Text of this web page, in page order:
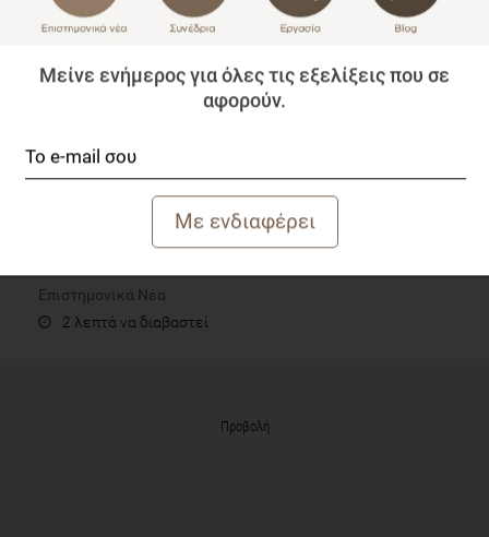
Διατροφή και ψυχολογία: οι ελλείψεις συστατικών
Επιστημονικά Νέα
2 λεπτά να διαβαστεί
Προβολή
Μείνε ενήμερος για όλες τις εξελίξεις που σε
αφορούν.